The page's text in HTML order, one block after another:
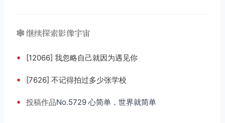
🕸️ 继续探索影像宇宙
• [12066] 我忽略自己就因为遇见你
• [7626] 不记得拍过多少张学校
• 投稿作品No.5729 心简单，世界就简单